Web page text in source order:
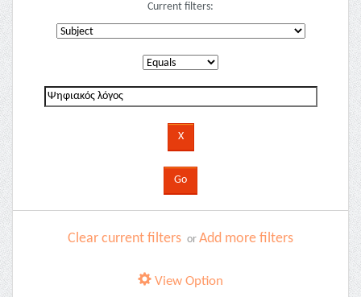
Current filters:
Clear current filters or Add more filters
View Option